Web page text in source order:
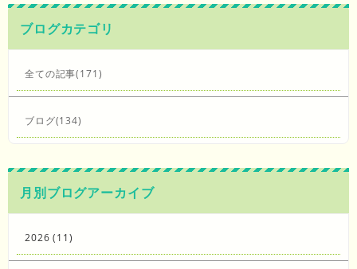
ブログカテゴリ
全ての記事(171)
ブログ(134)
月別ブログアーカイブ
2026 (11)